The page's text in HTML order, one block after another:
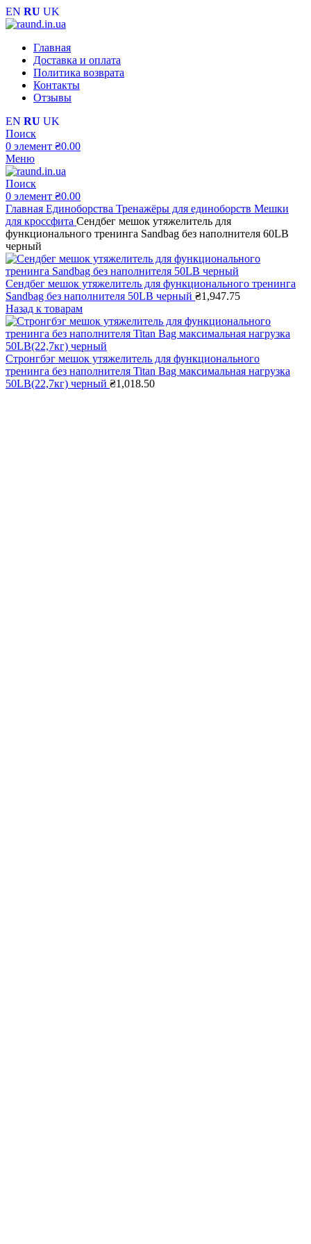
EN RU UK
Главная
Доставка и оплата
Политика возврата
Контакты
Отзывы
EN RU UK
Поиск
0 элемент ₴0.00
Меню
Поиск
0 элемент ₴0.00
Главная Единоборства Тренажёры для единоборств Мешки
для кроссфита Сендбег мешок утяжелитель для
функционального тренинга Sandbag без наполнителя 60LB
черный
Сендбег мешок утяжелитель для функционального тренинга
Sandbag без наполнителя 50LB черный ₴1,947.75
Назад к товарам
Стронгбэг мешок утяжелитель для функционального
тренинга без наполнителя Titan Bag максимальная нагрузка
50LB(22,7кг) черный ₴1,018.50